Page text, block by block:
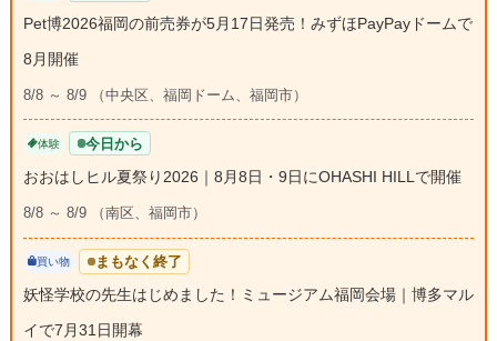
Pet博2026福岡の前売券が5月17日発売！みずほPayPayドームで
8月開催
8/8 ～ 8/9 （中央区、福岡ドーム、福岡市）
体験 今日から
おおはしヒル夏祭り2026｜8月8日・9日にOHASHI HILLで開催
8/8 ～ 8/9 （南区、福岡市）
買い物 まもなく終了
妖怪学校の先生はじめました！ミュージアム福岡会場｜博多マル
イで7月31日開幕